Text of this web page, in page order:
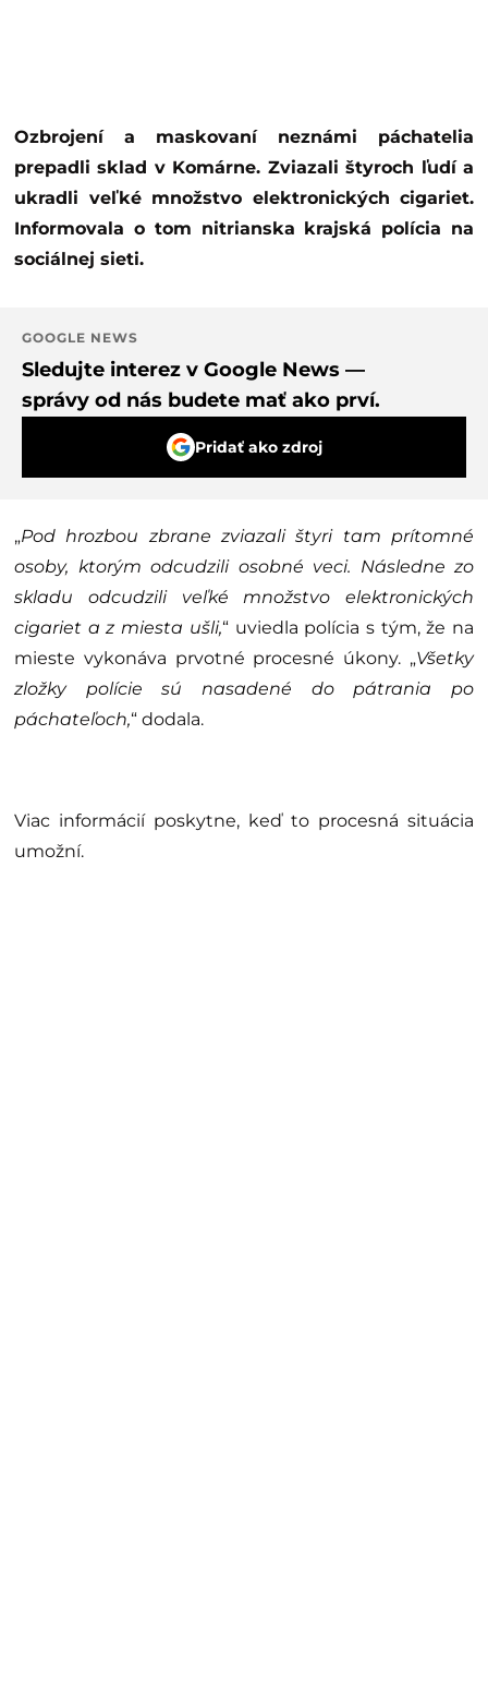
Ozbrojení a maskovaní neznámi páchatelia
prepadli sklad v Komárne. Zviazali štyroch ľudí a
ukradli veľké množstvo elektronických cigariet.
Informovala o tom nitrianska krajská polícia na
sociálnej sieti.
GOOGLE NEWS
Sledujte interez v Google News —
správy od nás budete mať ako prví.
Pridať ako zdroj
„Pod hrozbou zbrane zviazali štyri tam prítomné
osoby, ktorým odcudzili osobné veci. Následne zo
skladu odcudzili veľké množstvo elektronických
cigariet a z miesta ušli,“ uviedla polícia s tým, že na
mieste vykonáva prvotné procesné úkony. „Všetky
zložky polície sú nasadené do pátrania po
páchateľoch,“ dodala.
Viac informácií poskytne, keď to procesná situácia
umožní.